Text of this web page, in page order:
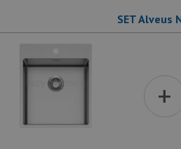
SET Alveus
+